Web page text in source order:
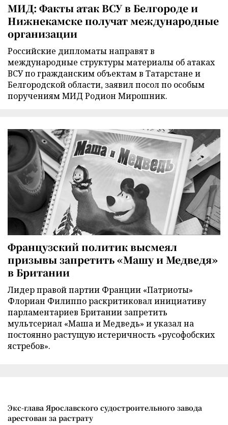
МИД: Факты атак ВСУ в Белгороде и
Нижнекамске получат международные
организации
Российские дипломаты направят в
международные структуры материалы об атаках
ВСУ по гражданским объектам в Татарстане и
Белгородской области, заявил посол по особым
поручениям МИД Родион Мирошник.
Французский политик высмеял
призывы запретить «Машу и Медведя»
в Британии
Лидер правой партии Франции «Патриоты»
Флориан Филиппо раскритиковал инициативу
парламентариев Британии запретить
мультсериал «Маша и Медведь» и указал на
постоянно растущую истеричность «русофобских
ястребов».
Экс-глава Ярославского судостроительного завода
арестован за растрату